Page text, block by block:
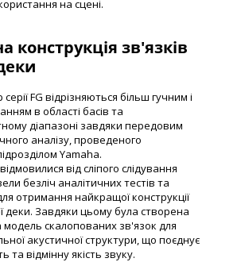
на сцені.
конструкція зв'язків
серії FG відрізняються більш гучним і
в області басів та
діапазоні завдяки передовим
аналізу, проведеного
Yamaha.
від сліпого слідування
безліч аналітичних тестів та
отримання найкращої конструкції
деки. Завдяки цьому була створена
скалопованих зв'язок для
акустичної структури, що поєднує
та відмінну якість звуку.